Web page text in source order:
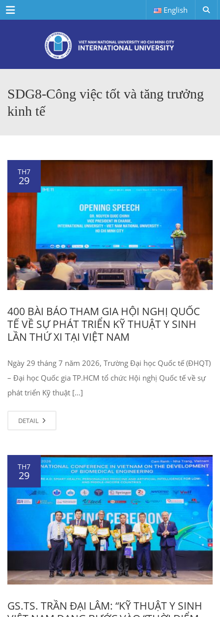
Menu English
SDG8-Công việc tốt và tăng trưởng
kinh tế
TH7
29
400 BÀI BÁO THAM GIA HỘI NGHỊ QUỐC
TẾ VỀ SỰ PHÁT TRIỂN KỸ THUẬT Y SINH
LẦN THỨ XI TẠI VIỆT NAM
Ngày 29 tháng 7 năm 2026, Trường Đại học Quốc tế (ĐHQT)
– Đại học Quốc gia TP.HCM tổ chức Hội nghị Quốc tế về sự
phát triển Kỹ thuật […]
DETAIL
TH7
29
GS.TS. TRẦN ĐẠI LÂM: “KỸ THUẬT Y SINH